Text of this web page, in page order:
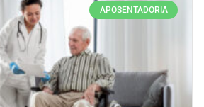
APOSENTADORIA